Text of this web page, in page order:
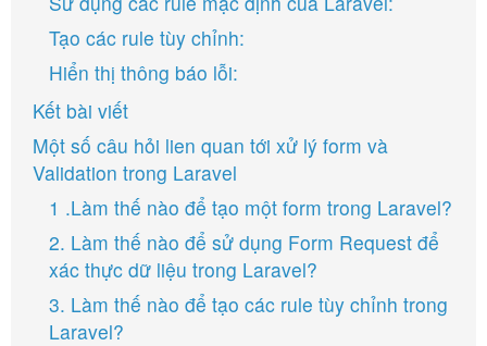
Tạo các rule tùy chỉnh:
Hiển thị thông báo lỗi:
Kết bài viết
Một số câu hỏi lien quan tới xử lý form và
Validation trong Laravel
1 .Làm thế nào để tạo một form trong Laravel?
2. Làm thế nào để sử dụng Form Request để
xác thực dữ liệu trong Laravel?
3. Làm thế nào để tạo các rule tùy chỉnh trong
Laravel?